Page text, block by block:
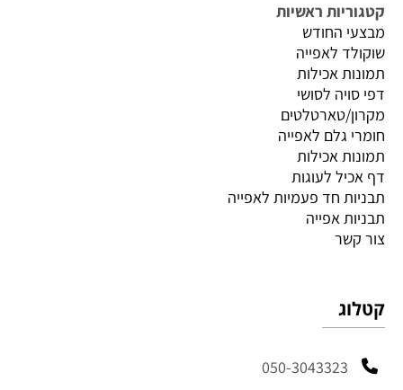
קטגוריות ראשיות
מבצעי החודש
שוקולד לאפייה
תמונות אכילות
דפי סויה לסושי
מקרון/טארטלטים
חומרי גלם לאפייה
תמונות אכילות
דף אכיל לעוגות
תבניות חד פעמיות לאפייה
תבניות אפייה
צור קשר
קטלוג
050-3043323